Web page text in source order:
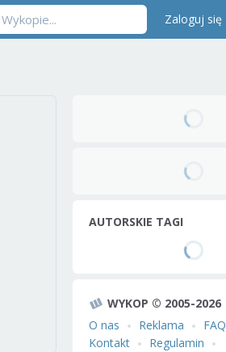
Zaloguj się
AUTORSKIE TAGI
WYKOP © 2005-2026
O nas
Reklama
FAQ
Kontakt
Regulamin